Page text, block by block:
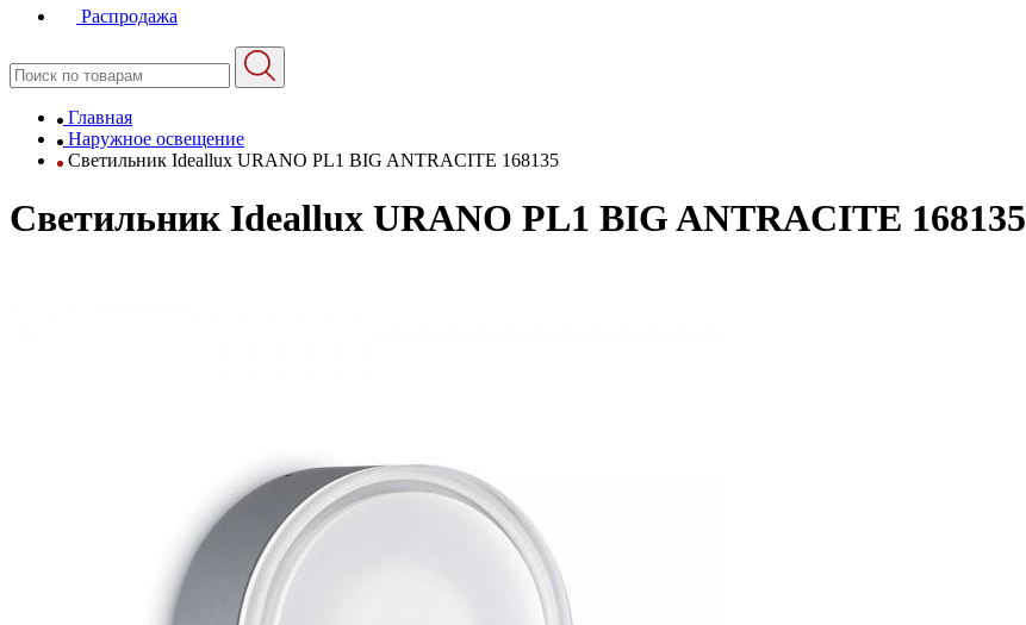
Распродажа
Главная
Наружное освещение
Светильник Ideallux URANO PL1 BIG ANTRACITE 168135
Светильник Ideallux URANO PL1 BIG ANTRACITE 168135